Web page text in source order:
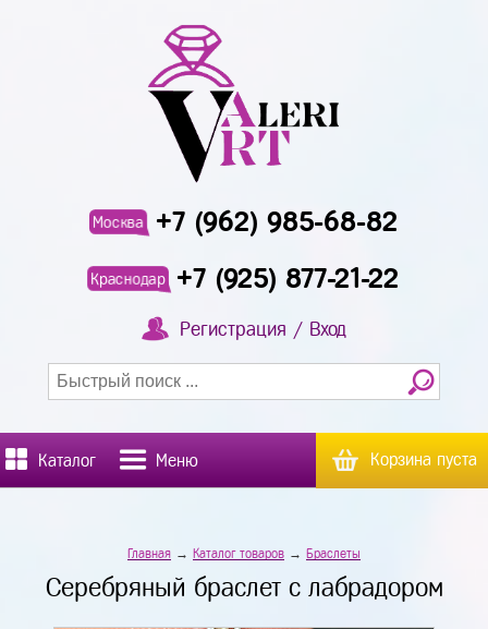
Москва +7 (962) 985-68-82
Краснодар +7 (925) 877-21-22
Регистрация / Вход
Каталог Меню Корзина пуста
Главная → Каталог товаров → Браслеты
Серебряный браслет с лабрадором